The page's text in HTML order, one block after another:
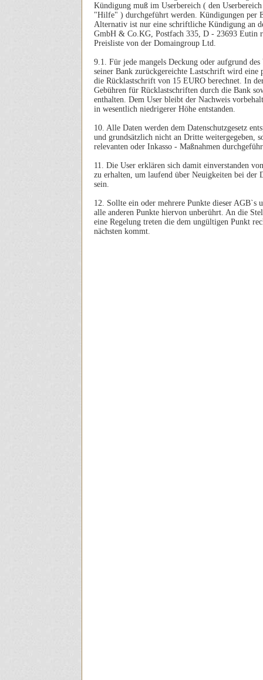
Kündigung muß im Userbereich ( den
"Hilfe" ) durchgeführt werden. Kündigungen per
Alternativ ist nur eine schriftliche Kündigung an
GmbH & Co.KG, Postfach 335, D - 23693 Eutin
Preisliste von der Domaingroup Ltd.
9.1. Für jede mangels Deckung oder aufgrund des
seiner Bank zurückgereichte Lastschrift wird eine
die Rücklastschrift von 15 EURO berechnet. In
Gebühren für Rücklastschriften durch die Bank
enthalten. Dem User bleibt der Nachweis
in wesentlich niedrigerer Höhe entstanden.
10. Alle Daten werden dem Datenschutzgesetz
und grundsätzlich nicht an Dritte weitergegeben,
relevanten oder Inkasso - Maßnahmen
11. Die User erklären sich damit einverstanden
zu erhalten, um laufend über Neuigkeiten bei
sein.
12. Sollte ein oder mehrere Punkte dieser AGB`s
alle anderen Punkte hiervon unberührt. An die
eine Regelung treten die dem ungültigen Punkt
nächsten kommt.